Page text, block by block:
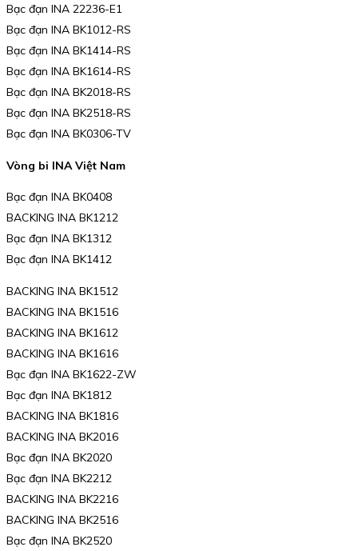
Bạc đạn INA 22236-E1
Bạc đạn INA BK1012-RS
Bạc đạn INA BK1414-RS
Bạc đạn INA BK1614-RS
Bạc đạn INA BK2018-RS
Bạc đạn INA BK2518-RS
Bạc đạn INA BK0306-TV
Vòng bi INA Việt Nam
Bạc đạn INA BK0408
BACKING INA BK1212
Bạc đạn INA BK1312
Bạc đạn INA BK1412
BACKING INA BK1512
BACKING INA BK1516
BACKING INA BK1612
BACKING INA BK1616
Bạc đạn INA BK1622-ZW
Bạc đạn INA BK1812
BACKING INA BK1816
BACKING INA BK2016
Bạc đạn INA BK2020
Bạc đạn INA BK2212
BACKING INA BK2216
BACKING INA BK2516
Bạc đạn INA BK2520